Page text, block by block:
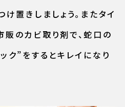
置きしましょう。またタイ
のカビ取り剤で、蛇口の
ク”をするとキレイになり